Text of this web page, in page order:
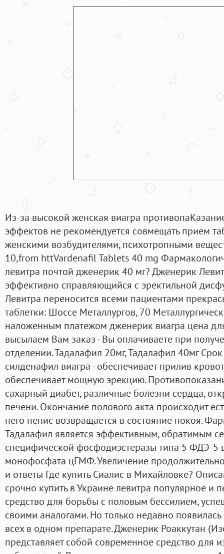
Из-за высокой женская виагра
эффектов не рекомендуется совмещать прием
женскими возбудителями, психотропными
10,from httVardenafil Tablets 40 mg
левитра почтой дженерик 40 мг? Дженерик
эффективно справляющийся с эректильной
Левитра переносится всеми пациентами
таблетки: Шоссе Металлургов, 70
наложенным платежом дженерик виагра цена
высылаем Вам заказ - Вы оплачиваете при
отделении. Тадалафил 20мг, Тадалафил 40мг
силденафил виагра - обеспечивает прилив
обеспечивает мощную эрекцию.
сахарный диабет, различные болезни сердца,
печени. Окончание полового акта происходит
него пенис возвращается в состояние покоя.
Тадалафил является эффективным, обратимым
специфической фосфодиэстеразы типа 5 ФДЭ-5
монофосфата цГМФ. Увеличение
и ответы Где купить Сиалис в Михайловке?
срочно купить в Украине левитра популярное и
средство для борьбы с половым бессилием,
своими аналогами. Но только недавно
всех в одном препарате. Дженерик Роаккутан
представляет собой современное средство для